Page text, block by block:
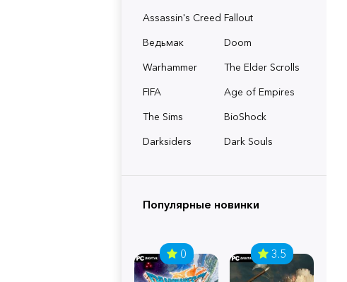
Assassin's Creed Fallout
Ведьмак
Doom
Warhammer
The Elder Scrolls
FIFA
Age of Empires
The Sims
BioShock
Darksiders
Dark Souls
Популярные новинки
0 3.5